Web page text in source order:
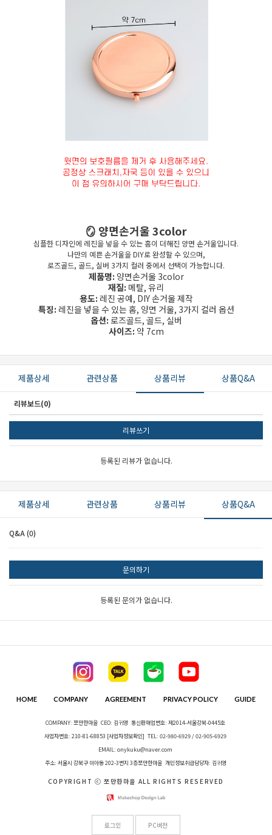
🪞 양면손거울 3color
심플한 디자인에 레진을 넣을 수 있는 홈이 더해진 양면 손거울입니다.
나만의 예쁜 손거울을 DIY로 완성할 수 있으며,
로즈골드, 골드, 실버 3가지 컬러 중에서 선택이 가능합니다.
제품명: 양면손거울 3color
재질: 메탈, 유리
용도: 레진 공예, DIY 손거울 제작
특징: 레진을 넣을 수 있는 홈, 양면 거울, 3가지 컬러 옵션
옵션: 로즈골드, 골드, 실버
사이즈: 약 7cm
제품상세 관련상품 상품리뷰 상품Q&A
리뷰보드(0)
리뷰쓰기
등록된 리뷰가 없습니다.
제품상세 관련상품 상품리뷰 상품Q&A
Q&A (0)
문의하기
등록된 문의가 없습니다.
HOME COMPANY AGREEMENT PRIVACY POLICY GUIDE
COMPANY: 쪼만한마을 CEO: 김귀영 통신판매업번호: 제2014-서울강북-0445호
사업자번호: 210-81-68853 [사업자정보확인] TEL: 02-980-6929 / 02-905-6929
EMAIL: onykuku@naver.com
주소: 서울시 강북구 미아동 202-3번지 3층쪼만한마을 개인정보취급담당자: 김귀영
COPYRIGHT ⓒ 쪼만한마을 ALL RIGHTS RESERVED
로그인 PC버전